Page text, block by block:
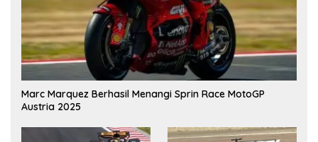
Marc Marquez Berhasil Menangi Sprin Race MotoGP
Austria 2025